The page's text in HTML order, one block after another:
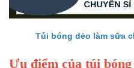
Túi bóng dẻo làm sữa
Ưu điểm của túi